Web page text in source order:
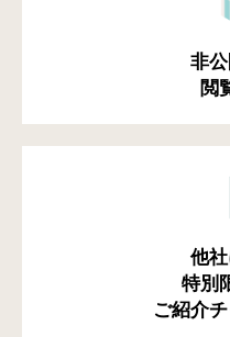
非
閲
他
特別
ご紹介